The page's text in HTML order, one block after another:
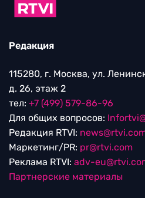
Редакция
115280, г. Москва, ул.
д. 26, этаж 2
тел: +7 (499) 579-86-96
Для общих вопросов:
Редакция RTVI:
Маркетинг/PR: pr@rtvi.com
Реклама RTVI: adv-
Партнерские материалы